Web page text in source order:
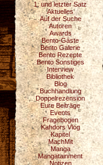
1. und letzter Satz
Aktuelles
Auf der Suche
Autoren
Awards
Bento-Gäste
Bento Galerie
Bento Rezepte
Bento Sonstiges
Interview
Bibliothek
Blog
Buchhandlung
Doppelrezension
Eure Beiträge
Events
Fragebogen
Kahdors Vlog
Kapitel
MachMit
Manga
Mangatainment
Notizen